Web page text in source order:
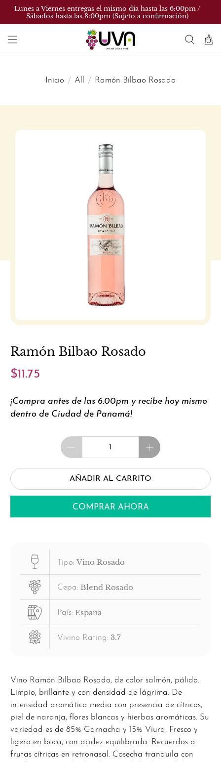
Lunes a Viernes entregas el mismo día hasta las 6:00pm /
Sábados hasta las 3:00pm (Sujeto a confirmación)
Inicio All Ramón Bilbao Rosado
Ramón Bilbao Rosado
$11.75
¡Compra antes de las 6:00pm y recibe hoy mismo
dentro de Ciudad de Panamá!
Cantidad
AÑADIR AL CARRITO
COMPRAR AHORA
Tipo: Vino Rosado
Cepa: Blend Rosado
País: España
Vivino Rating: 3.7
Vino Ramón Bilbao Rosado, de color salmón, pálido.
Limpio, brillante y con densidad de lágrima. De
intensidad aromática media con presencia de cítricos,
piel de naranja, flores blancas y hierbas aromáticas. Su
variedad es de 85% Garnacha y 15% Viura. Fresco y
ligero en boca, con acidez equilibrada. Recuerdos a
frutas cítricas en retronasal. Cosecha tranquila con